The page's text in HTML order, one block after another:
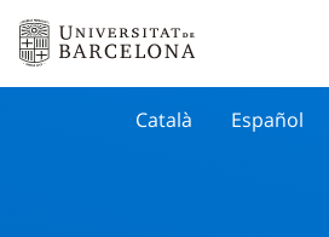
Català Español